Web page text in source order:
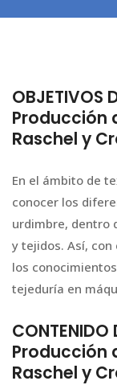
OBJETIVOS
Producción
Raschel y
En el ámbito de
conocer los
urdimbre, dentro
y tejidos. Así,
los
tejeduría en
CONTENIDO
Producción
Raschel y